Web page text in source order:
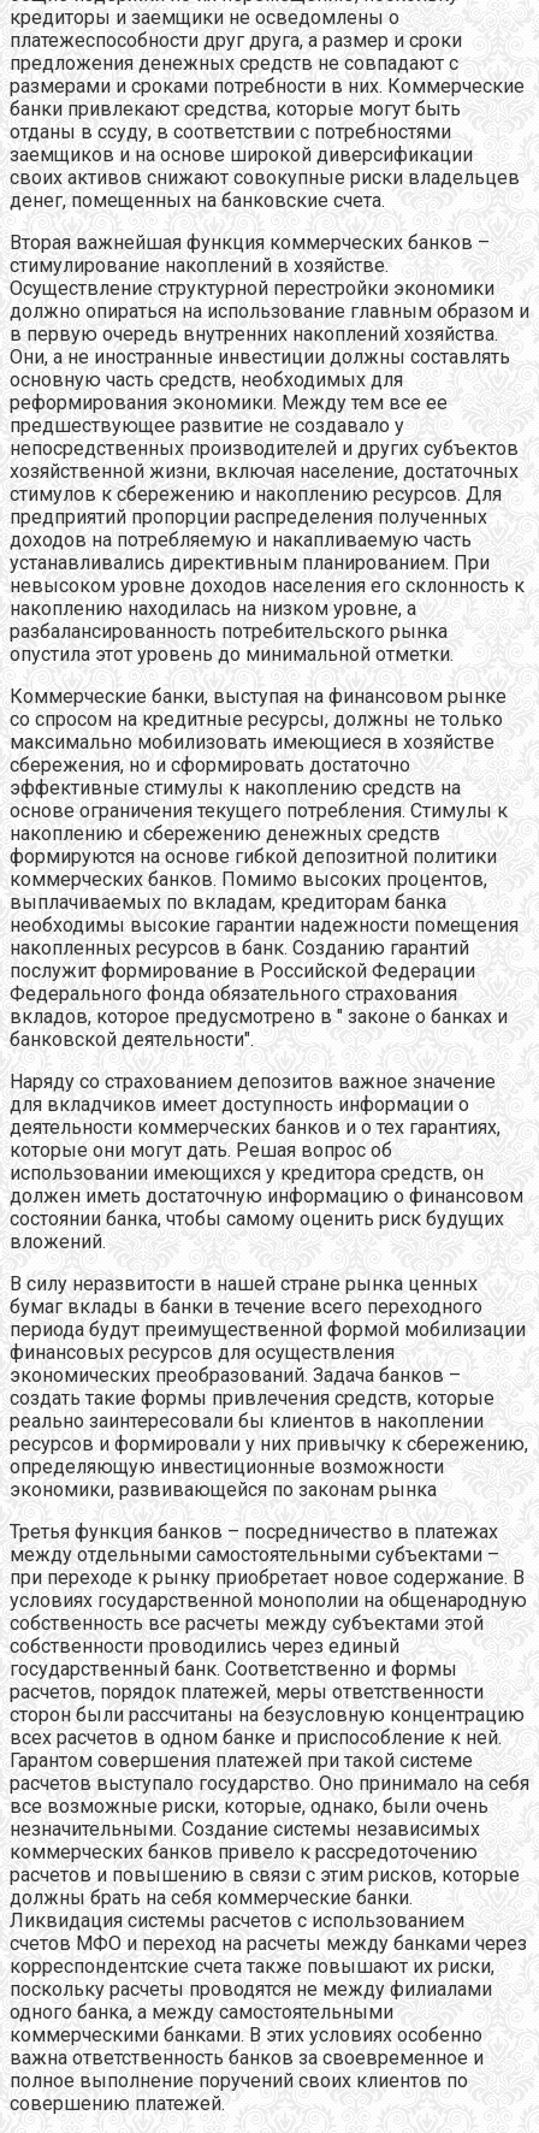
кредиторы и заемщики не осведомлены о
платежеспособности друг друга, а размер и сроки
предложения денежных средств не совпадают с
размерами и сроками потребности в них. Коммерческие
банки привлекают средства, которые могут быть
отданы в ссуду, в соответствии с потребностями
заемщиков и на основе широкой диверсификации
своих активов снижают совокупные риски владельцев
денег, помещенных на банковские счета.
Вторая важнейшая функция коммерческих банков –
стимулирование накоплений в хозяйстве.
Осуществление структурной перестройки экономики
должно опираться на использование главным образом и
в первую очередь внутренних накоплений хозяйства.
Они, а не иностранные инвестиции должны составлять
основную часть средств, необходимых для
реформирования экономики. Между тем все ее
предшествующее развитие не создавало у
непосредственных производителей и других субъектов
хозяйственной жизни, включая население, достаточных
стимулов к сбережению и накоплению ресурсов. Для
предприятий пропорции распределения полученных
доходов на потребляемую и накапливаемую часть
устанавливались директивным планированием. При
невысоком уровне доходов населения его склонность к
накоплению находилась на низком уровне, а
разбалансированность потребительского рынка
опустила этот уровень до минимальной отметки.
Коммерческие банки, выступая на финансовом рынке
со спросом на кредитные ресурсы, должны не только
максимально мобилизовать имеющиеся в хозяйстве
сбережения, но и сформировать достаточно
эффективные стимулы к накоплению средств на
основе ограничения текущего потребления. Стимулы к
накоплению и сбережению денежных средств
формируются на основе гибкой депозитной политики
коммерческих банков. Помимо высоких процентов,
выплачиваемых по вкладам, кредиторам банка
необходимы высокие гарантии надежности помещения
накопленных ресурсов в банк. Созданию гарантий
послужит формирование в Российской Федерации
Федерального фонда обязательного страхования
вкладов, которое предусмотрено в " законе о банках и
банковской деятельности".
Наряду со страхованием депозитов важное значение
для вкладчиков имеет доступность информации о
деятельности коммерческих банков и о тех гарантиях,
которые они могут дать. Решая вопрос об
использовании имеющихся у кредитора средств, он
должен иметь достаточную информацию о финансовом
состоянии банка, чтобы самому оценить риск будущих
вложений.
В силу неразвитости в нашей стране рынка ценных
бумаг вклады в банки в течение всего переходного
периода будут преимущественной формой мобилизации
финансовых ресурсов для осуществления
экономических преобразований. Задача банков –
создать такие формы привлечения средств, которые
реально заинтересовали бы клиентов в накоплении
ресурсов и формировали у них привычку к сбережению,
определяющую инвестиционные возможности
экономики, развивающейся по законам рынка
Третья функция банков – посредничество в платежах
между отдельными самостоятельными субъектами –
при переходе к рынку приобретает новое содержание. В
условиях государственной монополии на общенародную
собственность все расчеты между субъектами этой
собственности проводились через единый
государственный банк. Соответственно и формы
расчетов, порядок платежей, меры ответственности
сторон были рассчитаны на безусловную концентрацию
всех расчетов в одном банке и приспособление к ней.
Гарантом совершения платежей при такой системе
расчетов выступало государство. Оно принимало на себя
все возможные риски, которые, однако, были очень
незначительными. Создание системы независимых
коммерческих банков привело к рассредоточению
расчетов и повышению в связи с этим рисков, которые
должны брать на себя коммерческие банки.
Ликвидация системы расчетов с использованием
счетов МФО и переход на расчеты между банками через
корреспондентские счета также повышают их риски,
поскольку расчеты проводятся не между филиалами
одного банка, а между самостоятельными
коммерческими банками. В этих условиях особенно
важна ответственность банков за своевременное и
полное выполнение поручений своих клиентов по
совершению платежей.